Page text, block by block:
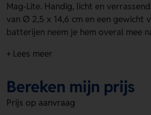
Mag-Lite. Handig, licht en
van Ø 2,5 x 14,6 cm en een gewicht
batterijen neem je hem overal mee
licht. In 3 stappen verander je hem
ruimte voor een logo, naam of eigen
reservelampje en batterijen. Per
vraag een prijs op.
+ Lees meer
Bereken mijn prijs
Prijs op aanvraag